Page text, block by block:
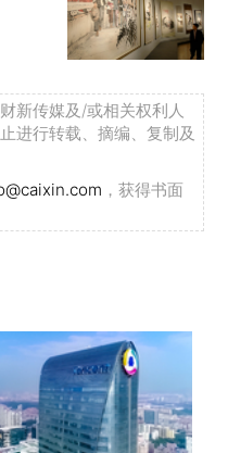
新传媒及/或相关权利人
进行转载、摘编、复制及
，获得书面